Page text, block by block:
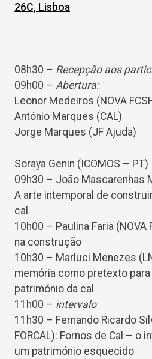
26C, Lisboa
08h30 – Recepção aos
09h00 – Abertura:
Leonor Medeiros (NOVA
António Marques (CAL)
Jorge Marques (JF Ajuda)
Soraya Genin (ICOMOS – PT)
09h30 – João Mascarenhas
A arte intemporal de
cal
10h00 – Paulina Faria (NOVA
na construção
10h30 – Marluci Menezes
memória como pretexto
património da cal
11h00 – intervalo
11h30 – Fernando Ricardo
FORCAL): Fornos de Cal – o
um património esquecido